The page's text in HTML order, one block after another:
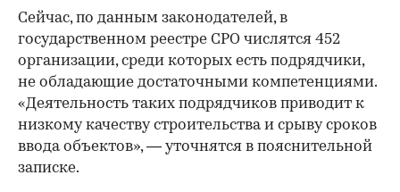
Сейчас, по данным законодателей, в
государственном реестре СРО числятся 452
организации, среди которых есть подрядчики,
не обладающие достаточными компетенциями.
«Деятельность таких подрядчиков приводит к
низкому качеству строительства и срыву сроков
ввода объектов», — уточнятся в пояснительной
записке.